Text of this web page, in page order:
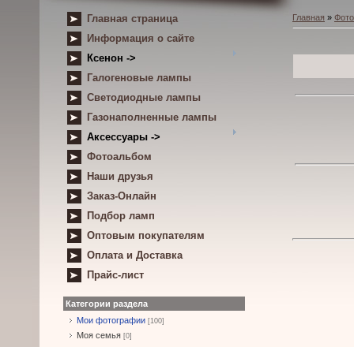
Главная страница
Информация о сайте
Ксенон ->
Галогеновые лампы
Светодиодные лампы
Газонаполненные лампы
Аксессуары ->
Фотоальбом
Наши друзья
Заказ-Онлайн
Подбор ламп
Оптовым покупателям
Оплата и Доставка
Прайс-лист
Категории раздела
Мои фотографии [100]
Моя семья [0]
Главная »